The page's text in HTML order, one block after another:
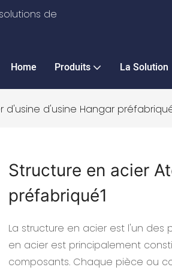
de
Home Produits La Solution
d'usine d'usine Hangar
Structure en acier
préfabriqué1
La structure en acier est l'un des
en acier est principalement
composants. Chaque pièce ou